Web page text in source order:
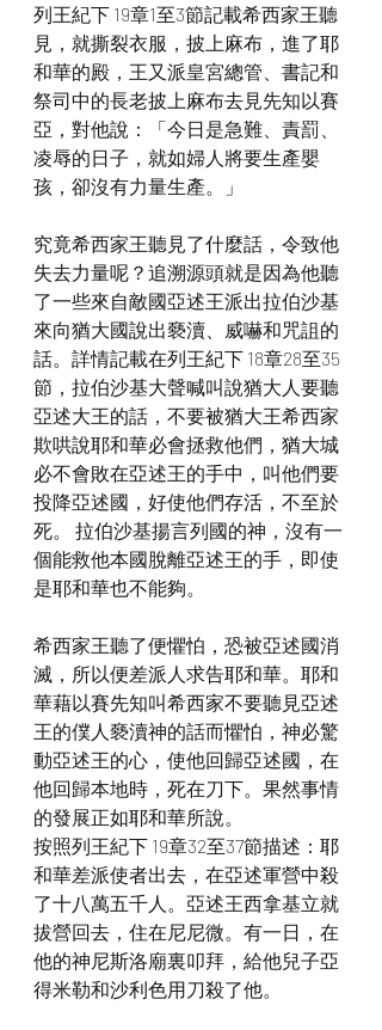
列王紀下 19章1至3節記載希西家王聽
見，就撕裂衣服，披上麻布，進了耶
和華的殿，王又派皇宮總管、書記和
祭司中的長老披上麻布去見先知以賽
亞，對他說：「今日是急難、責罰、
凌辱的日子，就如婦人將要生產嬰
孩，卻沒有力量生產。」
究竟希西家王聽見了什麼話，令致他
失去力量呢？追溯源頭就是因為他聽
了一些來自敵國亞述王派出拉伯沙基
來向猶大國說出褻瀆、威嚇和咒詛的
話。詳情記載在列王紀下 18章28至35
節，拉伯沙基大聲喊叫說猶大人要聽
亞述大王的話，不要被猶大王希西家
欺哄說耶和華必會拯救他們，猶大城
必不會敗在亞述王的手中，叫他們要
投降亞述國，好使他們存活，不至於
死。 拉伯沙基揚言列國的神，沒有一
個能救他本國脫離亞述王的手，即使
是耶和華也不能夠。
希西家王聽了便懼怕，恐被亞述國消
滅，所以便差派人求告耶和華。耶和
華藉以賽先知叫希西家不要聽見亞述
王的僕人褻瀆神的話而懼怕，神必驚
動亞述王的心，使他回歸亞述國，在
他回歸本地時，死在刀下。果然事情
的發展正如耶和華所說。
按照列王紀下 19章32至37節描述：耶
和華差派使者出去，在亞述軍營中殺
了十八萬五千人。亞述王西拿基立就
拔營回去，住在尼尼微。有一日，在
他的神尼斯洛廟裏叩拜，給他兒子亞
得米勒和沙利色用刀殺了他。